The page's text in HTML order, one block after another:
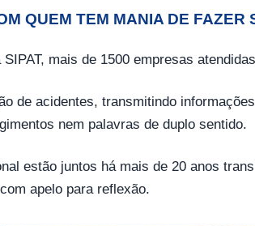
QUEM TEM MANIA DE FAZER
mais de 1500 empresas
de acidentes, transmitindo
nem palavras de duplo sentido.
estão juntos há mais de 20 anos
apelo para reflexão.